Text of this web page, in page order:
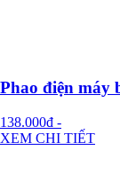
Phao điện máy
138.000đ -
XEM CHI TIẾT